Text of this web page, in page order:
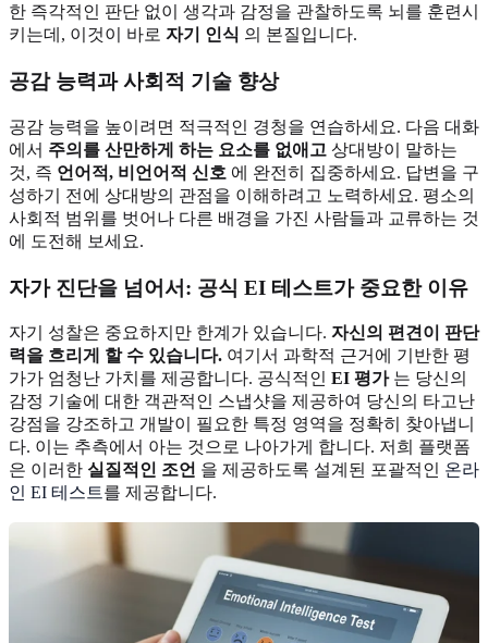
한 즉각적인 판단 없이 생각과 감정을 관찰하도록 뇌를 훈련시
키는데, 이것이 바로 자기 인식 의 본질입니다.
공감 능력과 사회적 기술 향상
공감 능력을 높이려면 적극적인 경청을 연습하세요. 다음 대화
에서 주의를 산만하게 하는 요소를 없애고 상대방이 말하는
것, 즉 언어적, 비언어적 신호 에 완전히 집중하세요. 답변을 구
성하기 전에 상대방의 관점을 이해하려고 노력하세요. 평소의
사회적 범위를 벗어나 다른 배경을 가진 사람들과 교류하는 것
에 도전해 보세요.
자가 진단을 넘어서: 공식 EI 테스트가 중요한 이유
자기 성찰은 중요하지만 한계가 있습니다. 자신의 편견이 판단
력을 흐리게 할 수 있습니다. 여기서 과학적 근거에 기반한 평
가가 엄청난 가치를 제공합니다. 공식적인 EI 평가는 당신의
감정 기술에 대한 객관적인 스냅샷을 제공하여 당신의 타고난
강점을 강조하고 개발이 필요한 특정 영역을 정확히 찾아냅니
다. 이는 추측에서 아는 것으로 나아가게 합니다. 저희 플랫폼
은 이러한 실질적인 조언 을 제공하도록 설계된 포괄적인 온라
인 EI 테스트를 제공합니다.